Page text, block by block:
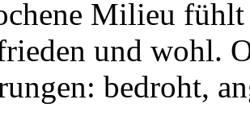
Milieu
und wohl.
bedroht,